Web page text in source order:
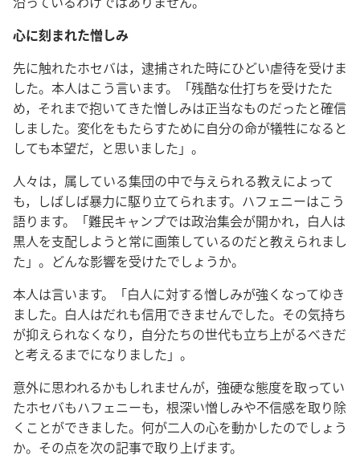
心に刻まれた憎しみ
先に触れたホセバは，逮捕された時にひどい虐待を受けま
した。本人はこう言います。「残酷な仕打ちを受けたた
め，それまで抱いてきた憎しみは正当なものだったと確信
しました。変化をもたらすために自分の命が犠牲になると
しても本望だ，と思いました」。
人々は，属している集団の中で与えられる教えによって
も，しばしば暴力に駆り立てられます。ハフェニーはこう
語ります。「難民キャンプでは政治集会が開かれ，白人は
黒人を支配しようと常に画策しているのだと教えられまし
た」。どんな影響を受けたでしょうか。
本人は言います。「白人に対する憎しみが強くなってゆき
ました。白人はだれも信用できませんでした。その気持ち
が抑えられなくなり，自分たちの世代も立ち上がるべきだ
と考えるまでになりました」。
意外に思われるかもしれませんが，強硬な態度を取ってい
たホセバもハフェニーも，根深い憎しみや不信感を取り除
くことができました。何が二人の心を動かしたのでしょう
か。その点を次の記事で取り上げます。